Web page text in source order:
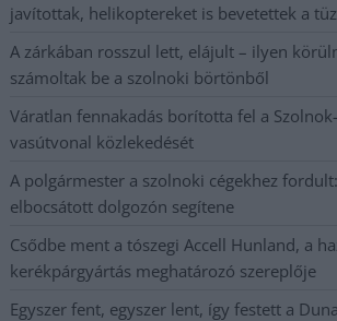
javítottak, helikoptereket is bevetettek a
A zárkában rosszul lett, elájult – ilyen
számoltak be a szolnoki börtönből
Váratlan fennakadás borította fel a
vasútvonal közlekedését
A polgármester a szolnoki cégekhez
elbocsátott dolgozón segítene
Csődbe ment a tószegi Accell Hunland, a
kerékpárgyártás meghatározó szereplője
Egyszer fent, egyszer lent, így festett a